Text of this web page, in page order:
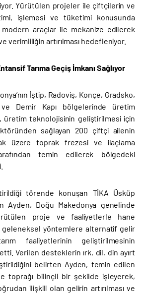
Yürütülen projeler ile çiftçilerin ve
işlemesi ve tüketimi konusunda
araçlar ile mekanize edilerek
verimliliğin artırılması hedefleniyor.
Tarıma Geçiş İmkanı Sağlıyor
İştip, Radoviş, Konçe, Gradsko,
ve Demir Kapı bölgelerinde üretim
üretim teknolojisinin geliştirilmesi için
sağlayan 200 çiftçi ailenin
üzere toprak frezesi ve ilaçlama
temin edilerek bölgedeki
törende konuşan TİKA Üsküp
Ayden, Doğu Makedonya genelinde
proje ve faaliyetlerle hane
geleneksel yöntemlere alternatif gelir
faaliyetlerinin geliştirilmesinin
Verilen desteklerin ırk, dil, din ayırt
belirten Ayden, temin edilen
toprağı bilinçli bir şekilde işleyerek,
ilişkili olan gelirin artırılması ve